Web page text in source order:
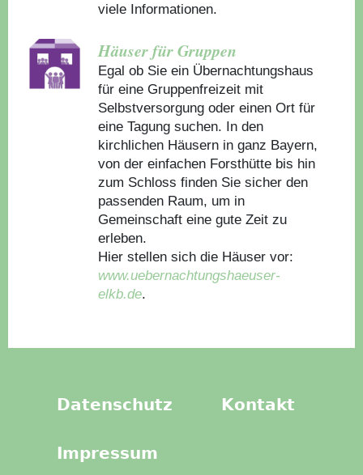
viele Informationen.
Häuser für Gruppen
Egal ob Sie ein Übernachtungshaus
für eine Gruppenfreizeit mit
Selbstversorgung oder einen Ort für
eine Tagung suchen. In den
kirchlichen Häusern in ganz Bayern,
von der einfachen Forsthütte bis hin
zum Schloss finden Sie sicher den
passenden Raum, um in
Gemeinschaft eine gute Zeit zu
erleben.
Hier stellen sich die Häuser vor:
www.uebernachtungshaeuser-
elkb.de.
Datenschutz Kontakt
Impressum